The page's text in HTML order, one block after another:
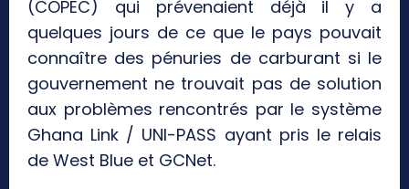
(COPEC) qui prévenaient déjà il y a
quelques jours de ce que le pays pouvait
connaître des pénuries de carburant si le
gouvernement ne trouvait pas de solution
aux problèmes rencontrés par le système
Ghana Link / UNI-PASS ayant pris le relais
de West Blue et GCNet.